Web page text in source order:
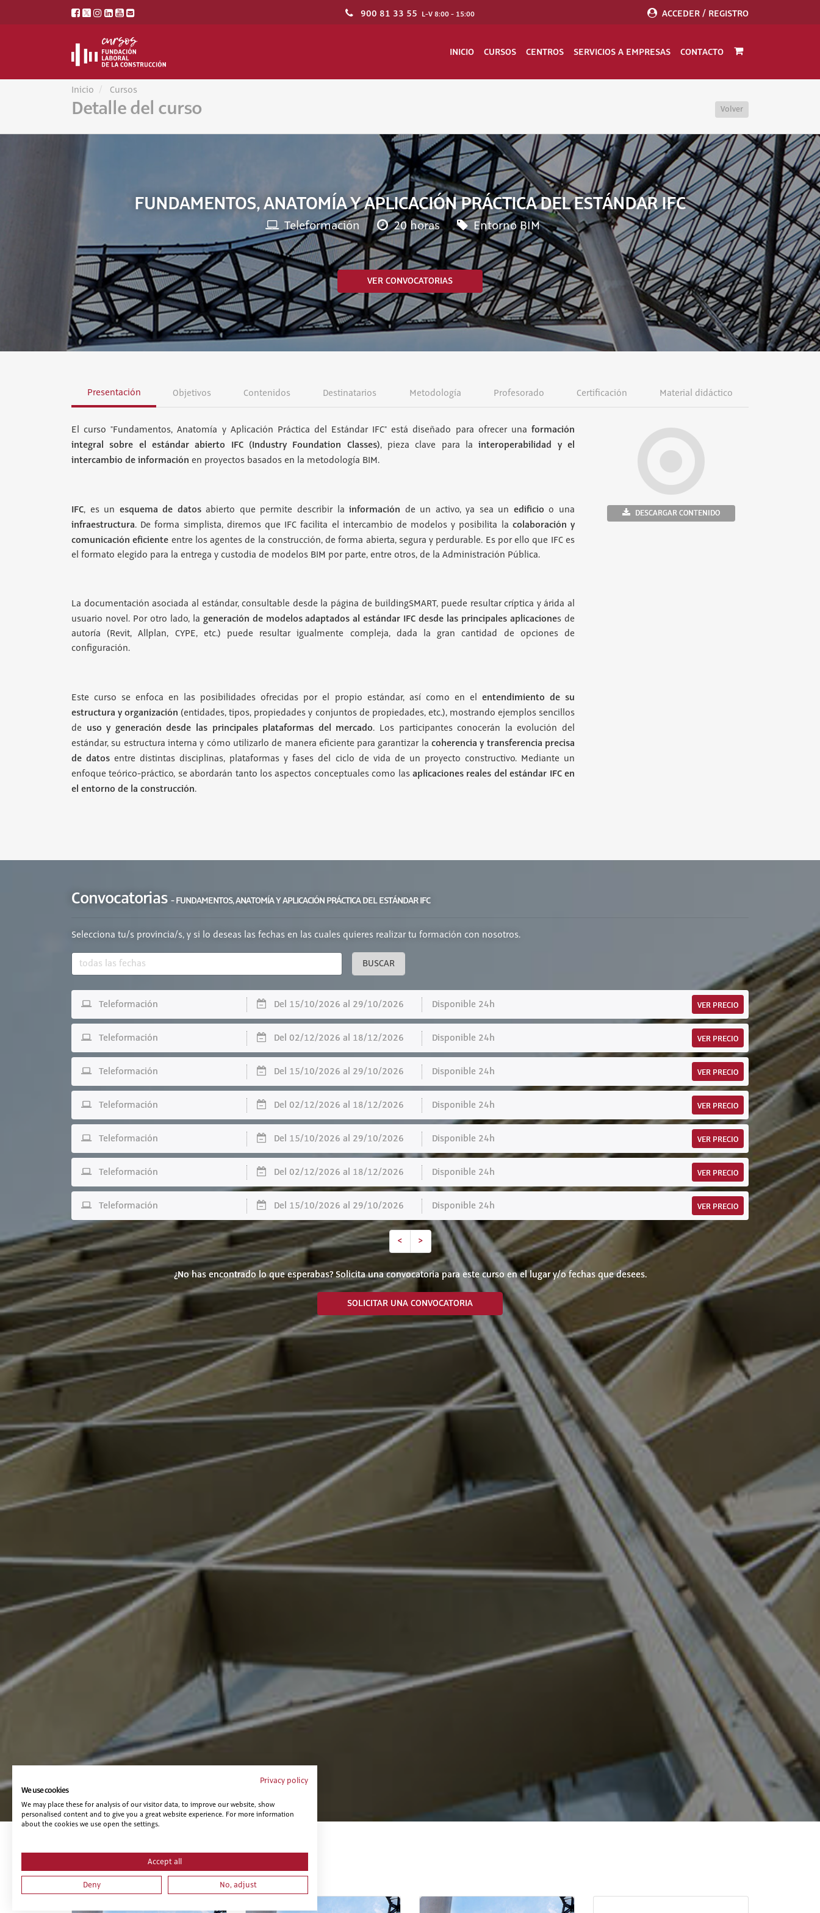
900 81 33 55 L-V 8:00 - 15:00 ACCEDER / REGISTRO
INICIO CURSOS CENTROS SERVICIOS A EMPRESAS CONTACTO
Inicio Cursos
Detalle del curso Volver
FUNDAMENTOS, ANATOMÍA Y APLICACIÓN PRÁCTICA DEL ESTÁNDAR IFC
Teleformación 20 horas Entorno BIM
VER CONVOCATORIAS
Presentación Objetivos Contenidos Destinatarios Metodología Profesorado Certificación Material didáctico
El curso "Fundamentos, Anatomía y Aplicación Práctica del Estándar IFC" está diseñado para ofrecer una formación
integral sobre el estándar abierto IFC (Industry Foundation Classes), pieza clave para la
interoperabilidad y el
intercambio de información en proyectos basados en la metodología BIM.
IFC, es un esquema de datosabierto que permite describir lainformación de un activo, ya sea un edificio o una
infraestructura. De forma simplista, diremos que IFC facilita el intercambio de modelos y posibilita la colaboración y
comunicación eficiente entre los agentes de la construcción, de forma abierta, segura y perdurable. Es por ello que IFC es
el formato elegido para la entrega y custodia de modelos BIM por parte, entre otros, de la Administración Pública.
La documentación asociada al estándar, consultable desde la página de buildingSMART, puede resultar críptica y árida al
usuario novel. Por otro lado, la generación de modelos adaptados al estándar IFC desde las principales aplicaciones de
autoría (Revit, Allplan, CYPE, etc.) puede resultar igualmente compleja, dada la gran cantidad de opciones de
configuración.
Este curso se enfoca en las posibilidades ofrecidas por el propio estándar, así como en el entendimiento de su
estructura y organización (entidades, tipos, propiedades y conjuntos de propiedades, etc.), mostrando ejemplos sencillos
de uso y generación desde las principales plataformas del mercado. Los participantes conocerán la evolución del
estándar, su estructura interna y cómo utilizarlo de manera eficiente para garantizar lacoherencia y transferencia precisa
de datos entre distintas disciplinas, plataformas y fases del ciclo de vida de un proyecto constructivo. Mediante un
enfoque teórico-práctico, se abordarán tanto los aspectos conceptuales como las aplicaciones reales del estándar IFC en
el entorno de la construcción.
DESCARGAR CONTENIDO
Convocatorias - FUNDAMENTOS, ANATOMÍA Y APLICACIÓN PRÁCTICA DEL ESTÁNDAR IFC
Selecciona tu/s provincia/s, y si lo deseas las fechas en las cuales quieres realizar tu formación con nosotros.
BUSCAR
Teleformación Del 15/10/2026 al 29/10/2026 Disponible 24h VER PRECIO
Teleformación Del 02/12/2026 al 18/12/2026 Disponible 24h VER PRECIO
Teleformación Del 15/10/2026 al 29/10/2026 Disponible 24h VER PRECIO
Teleformación Del 02/12/2026 al 18/12/2026 Disponible 24h VER PRECIO
Teleformación Del 15/10/2026 al 29/10/2026 Disponible 24h VER PRECIO
Teleformación Del 02/12/2026 al 18/12/2026 Disponible 24h VER PRECIO
Teleformación Del 15/10/2026 al 29/10/2026 Disponible 24h VER PRECIO
< >
¿No has encontrado lo que esperabas? Solicita una convocatoria para este curso en el lugar y/o fechas que desees.
SOLICITAR UNA CONVOCATORIA
Te puede interesar...
Privacy policy
We use cookies
We may place these for analysis of our visitor data, to improve our website, show
personalised content and to give you a great website experience. For more information
about the cookies we use open the settings.
Accept all
Deny No, adjust